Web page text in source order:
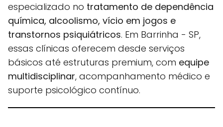
especializado no tratamento de dependência
química, alcoolismo, vício em jogos e
transtornos psiquiátricos. Em Barrinha - SP,
essas clínicas oferecem desde serviços
básicos até estruturas premium, com equipe
multidisciplinar, acompanhamento médico e
suporte psicológico contínuo.